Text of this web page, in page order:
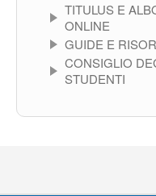
TITULUS E
ONLINE
GUIDE E
CONSIGLIO
STUDENTI